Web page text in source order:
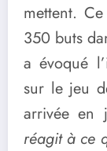
mettent.
350 buts
a évoqué
sur le jeu
arrivée en
réagit à ce